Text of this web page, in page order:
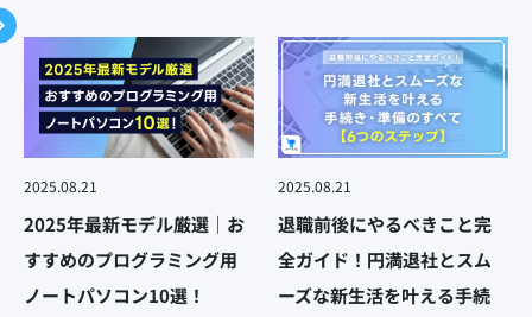
2025.08.21
2025年最新モデル厳選｜お
すすめのプログラミング用
ノートパソコン10選！
2025.08.21
退職前後にやるべきこと完
全ガイド！円満退社とスム
ーズな新生活を叶える手続